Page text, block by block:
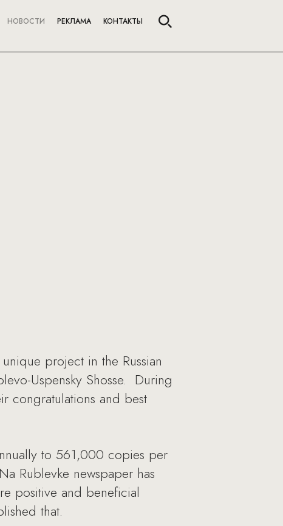
НОВОСТИ РЕКЛАМА КОНТАКТЫ
project in the Russian
Uspensky Shosse. During
congratulations and best
to 561,000 copies per
Rublevke newspaper has
positive and beneficial
that.